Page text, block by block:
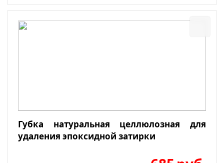
Губка натуральная целлюлозная для
удаления эпоксидной затирки